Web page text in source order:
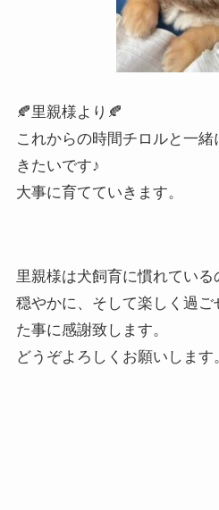
🍂里親様より🍂
これからの時間チロルと一
きたいです♪
大事に育てていきます。
里親様は犬飼育に慣れている
穏やかに、そして楽しく過ご
た事に感謝致します。
どうぞよろしくお願いします